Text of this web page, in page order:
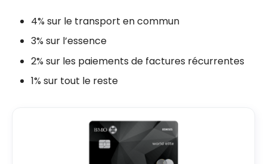
4% sur le transport en commun
3% sur l’essence
2% sur les paiements de factures récurrentes
1% sur tout le reste